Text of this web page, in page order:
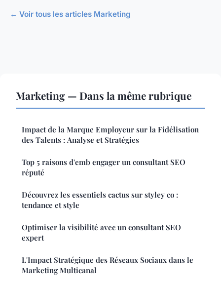
← Voir tous les articles Marketing
Marketing — Dans la même rubrique
Impact de la Marque Employeur sur la Fidélisation
des Talents : Analyse et Stratégies
Top 5 raisons d'emb engager un consultant SEO
réputé
Découvrez les essentiels cactus sur styley co :
tendance et style
Optimiser la visibilité avec un consultant SEO
expert
L'Impact Stratégique des Réseaux Sociaux dans le
Marketing Multicanal